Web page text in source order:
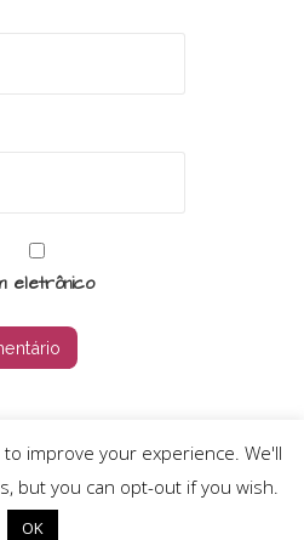
eletrônico
© 2026
improve your experience. We'll
but you can opt-out if you wish.
OK